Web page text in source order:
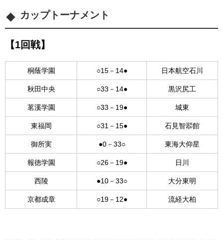
カップトーナメント
【1回戦】
桐蔭学園 ○15－14● 日本航空石川
秋田中央 ○33－14● 黒沢尻工
茗溪学園 ○33－19● 城東
東福岡 ○31－15● 石見智翆館
御所実 ●0－33○ 東海大仰星
報徳学園 ○26－19● 日川
西陵 ●10－33○ 大分東明
京都成章 ○19－12● 流経大柏